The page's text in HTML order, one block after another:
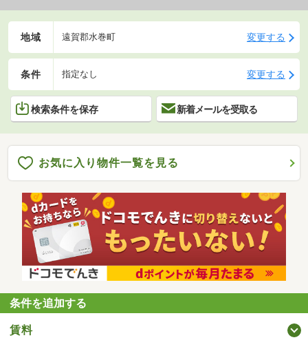
地域 遠賀郡水巻町 変更する
条件 指定なし 変更する
検索条件を保存 新着メールを受取る
お気に入り物件一覧を見る
条件を追加する
賃料